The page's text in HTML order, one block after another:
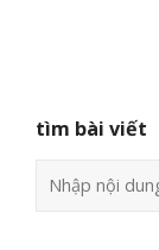
tìm bài viết